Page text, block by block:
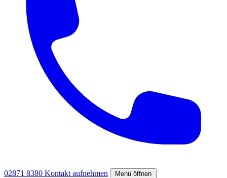
02871 8380 Kontakt aufnehmen Menü öffnen